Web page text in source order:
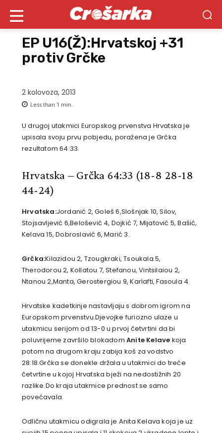
EP U16(Ž):Hrvatskoj +31
protiv Grčke
2 kolovoza, 2013
Less than 1 min.
U drugoj utakmici Europskog prvenstva Hrvatska je
upisala svoju prvu pobjedu, poražena je Grčka
rezultatom 64:33.
Hrvatska – Grčka 64:33 (18-8 28-18
44-24)
Hrvatska:Jordanić 2, Goleš 6,Slošnjak 10, Silov,
Stojsavljević 6,Belošević 4, Dojkić 7, Mijatović 5, Bašić,
Kelava 15, Dobroslavić 6, Marić 3.
Grčka:Kilazidou 2, Tzougkraki, Tsoukala 5,
Therodorou 2, Kollatou 7, Stefanou, Vintsilaiou 2,
Ntanou 2,Manta, Gerostergiou 9, Karlafti, Fasoula 4.
Hrvatske kadetkinje nastavljaju s dobrom igrom na
Europskom prvenstvu.Djevojke furiozno ulaze u
utakmicu serijom od 13-0 u prvoj četvrtini da bi
poluvrijeme završilo blokadom Anite Kelave koja
potom na drugom kraju zabija koš za vodstvo
28:18.Grčka se donekle držala u utakmici do treće
četvrtine u kojoj Hrvatska bježi na nedostižnih 20
razlike.Do kraja utakmice prednost se samo
povećavala.
Odličnu utakmicu odigrala je Anita Kelava koja je uz